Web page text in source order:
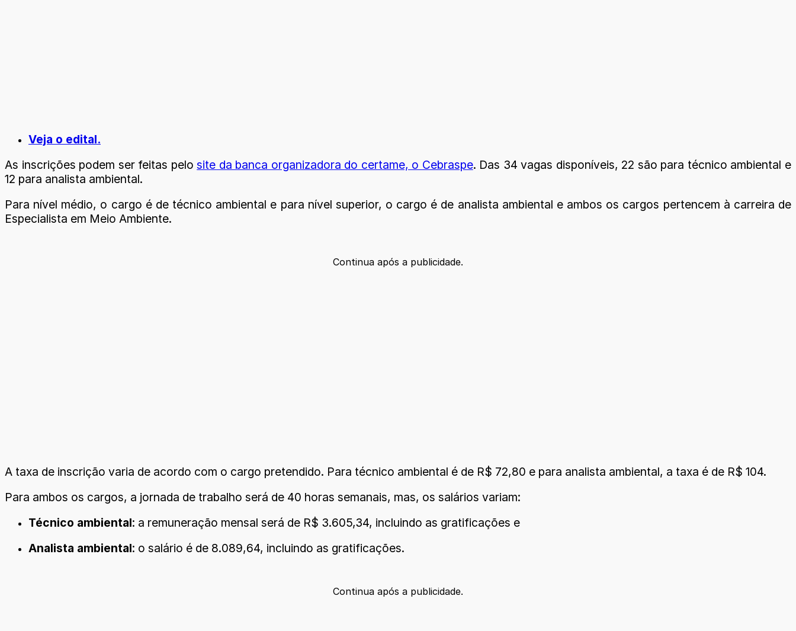
Veja o edital.
As inscrições podem ser feitas pelosite da banca organizadora do certame, o Cebraspe. Das 34 vagas disponíveis, 22 são para técnico ambiental e
12 para analista ambiental.
Para nível médio, o cargo é de técnico ambiental e para nível superior, o cargo é de analista ambiental e ambos os cargos pertencem à carreira de
Especialista em Meio Ambiente.
Continua após a publicidade.
A taxa de inscrição varia de acordo com o cargo pretendido. Para técnico ambiental é de R$ 72,80 e para analista ambiental, a taxa é de R$ 104.
Para ambos os cargos, a jornada de trabalho será de 40 horas semanais, mas, os salários variam:
Técnico ambiental: a remuneração mensal será de R$ 3.605,34, incluindo as gratificações e
Analista ambiental: o salário é de 8.089,64, incluindo as gratificações.
Continua após a publicidade.